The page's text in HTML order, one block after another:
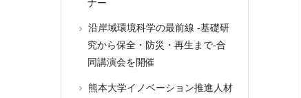
ナー
沿岸域環境科学の最前線 -基礎研
究から保全・防災・再生まで-合
同講演会を開催
熊本大学イノベーション推進人材